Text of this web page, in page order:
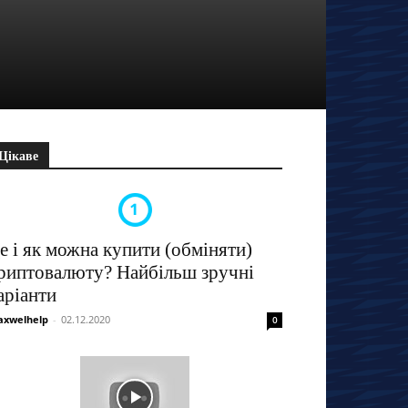
і як можна купити (обміняти)
Найбільш зручні
- 02.12.2020 0